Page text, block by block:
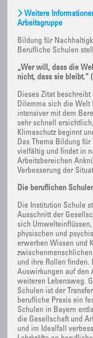
Weitere
Arbeitsgruppe
Bildung für
Berufliche Schulen
„Wer will, dass die
nicht, dass sie bleibt.“
Dieses Zitat
Dilemma sich die Welt
intensiver mit dem
sehr schnell
Klimaschutz beginnt
Das Thema Bildung
vielfältig und findet in
Arbeitsbereichen
Verbesserung der
Die beruflichen
Die Institution Schule
Ausschnitt der
sich
physischen und
erwerben Wissen und
und ihre Rollen finden.
Auswirkungen auf den
weiteren Lebensweg.
Schulen ist der
berufliche Praxis ein
Schulen in Bayern
die Gesellschaft und
und im Idealfall